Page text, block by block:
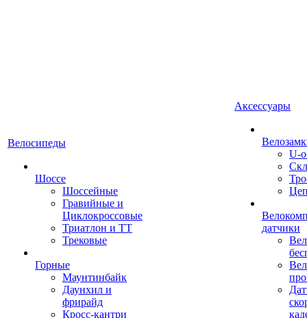
Велосипеды
Шоссе
Шоссейные
Гравийные и
Циклокроссовые
Триатлон и ТТ
Трековые
Горные
Маунтинбайк
Даунхил и
фрирайд
Кросс-кантри
Аксессуары
U-
датчики